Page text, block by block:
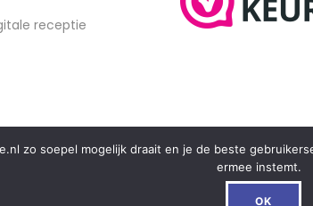
receptie
zo soepel mogelijk draait en je de beste
ermee instemt.
OK